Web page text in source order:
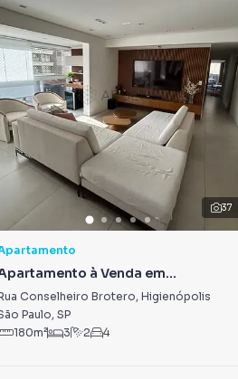
37
à Venda em
Conselheiro Brotero, Higienópolis
Paulo, SP
180m² 3 2 4